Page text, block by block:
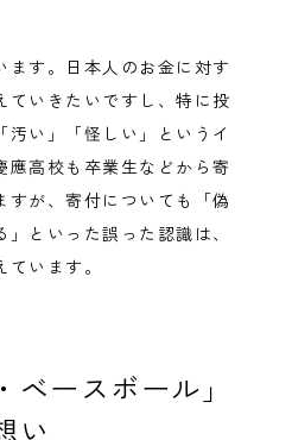
ます。日本人のお金に対す
ていきたいですし、特に投
い」「怪しい」というイ
應高校も卒業生などから寄
すが、寄付についても「偽
といった誤った認識は、
います。
ベースボール」
い